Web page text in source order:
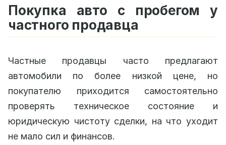
Покупка авто с пробегом у
частного продавца
Частные продавцы часто предлагают
автомобили по более низкой цене, но
покупателю приходится самостоятельно
проверять техническое состояние и
юридическую чистоту сделки, на что уходит
не мало сил и финансов.